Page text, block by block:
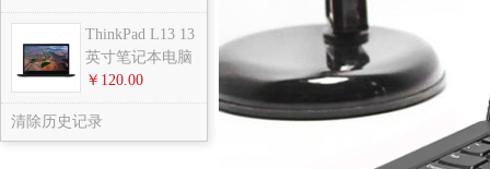
ThinkPad L13 13
英寸笔记本电脑
￥120.00
清除历史记录